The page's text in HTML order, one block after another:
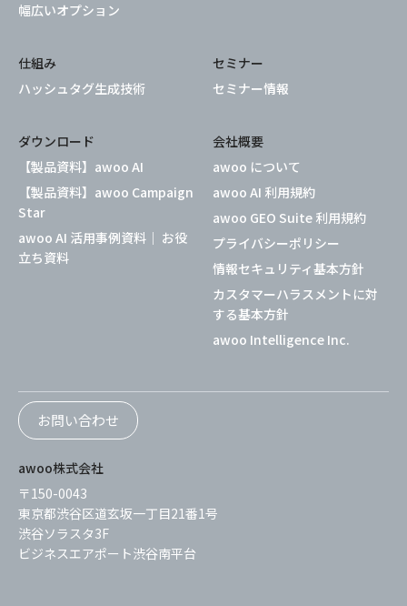
幅広いオプション
仕組み
ハッシュタグ生成技術
セミナー
セミナー情報
ダウンロード
【製品資料】awoo AI
【製品資料】awoo Campaign
Star
awoo AI 活用事例資料｜ お役
立ち資料
会社概要
awoo について
awoo AI 利用規約
awoo GEO Suite 利用規約
プライバシーポリシー
情報セキュリティ基本方針
カスタマーハラスメントに対
する基本方針
awoo Intelligence Inc.
お問い合わせ
awoo株式会社
〒150-0043
東京都渋谷区道玄坂一丁目21番1号
渋谷ソラスタ3F
ビジネスエアポート渋谷南平台